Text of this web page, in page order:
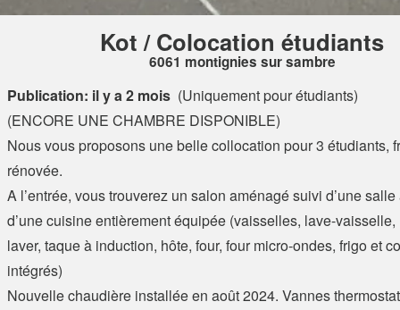
Kot / Colocation étudiants
6061 montignies sur sambre
Publication: il y a 2 mois (Uniquement pour étudiants)
(ENCORE UNE CHAMBRE DISPONIBLE)
Nous vous proposons une belle collocation pour 3 étudiants,
rénovée.
A l’entrée, vous trouverez un salon aménagé suivi d’une
d’une cuisine entièrement équipée (vaisselles, lave-
laver, taque à induction, hôte, four, four micro-ondes, frigo et
intégrés)
Nouvelle chaudière installée en août 2024. Vannes